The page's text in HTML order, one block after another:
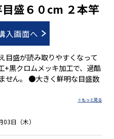
盛６０cm ２本竿
入画面へ
目盛が読み取りやすくなって
+黒クロムメッキ加工で、過酷
せん。 ●大きく鮮明な目盛数
日（木）